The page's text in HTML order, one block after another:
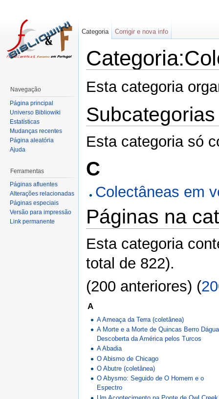
Esta categoria
Subcategorias
Esta categoria só
C
Colectâneas em
Páginas na
Esta categoria
total de 822).
(200 anteriores) (
A
A Ameaça da Terra (coletânea)
A Morte e a Morte de Quincas Berro
Descoberta da América pelos Turcos
A Abadia
O Abismo de Chicago
O Abutre (coletânea)
O Abysmo: Seguido de O Homem e o
Espectro
Categoria Corrigir e nova info
Navegação
Página principal
Universo Bibliowiki
Estatísticas
Mudanças recentes
Página aleatória
Ajuda
Ferramentas
Páginas afluentes
Alterações relacionadas
Páginas especiais
Versão para impressão
Link permanente